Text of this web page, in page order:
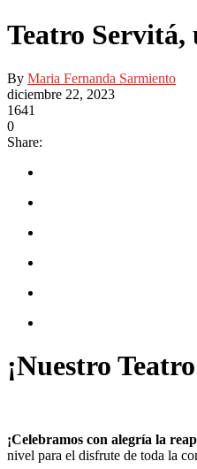
Teatro Servitá,
By Maria Fernanda Sarmiento
diciembre 22, 2023
1641
0
Share:
¡Nuestro
¡Celebramos con alegría la
nivel para el disfrute de toda la